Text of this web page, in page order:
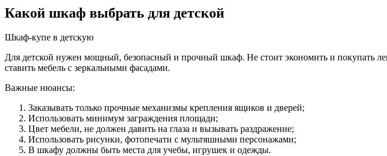
Какой шкаф выбрать для детской
Шкаф-купе в детскую
Для детской нужен мощный, безопасный и прочный шкаф. Не стоит экономить и покупать
ставить мебель с зеркальными фасадами.
Важные нюансы:
Заказывать только прочные механизмы крепления ящиков и дверей;
Использовать минимум заграждения площади;
Цвет мебели, не должен давить на глаза и вызывать раздражение;
Использовать рисунки, фотопечати с мультяшными персонажами;
В шкафу должны быть места для учебы, игрушек и одежды.